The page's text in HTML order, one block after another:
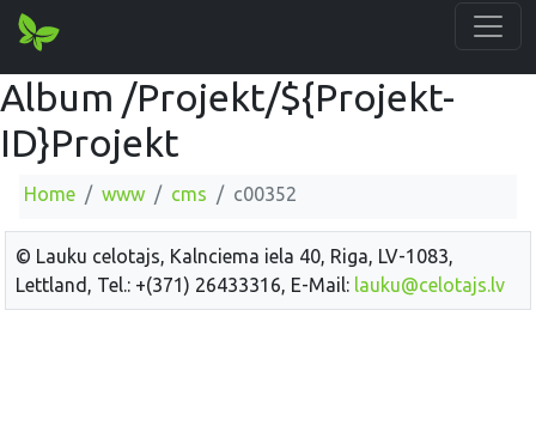
Album /Projekt/${Projekt-
ID}Projekt
Home www cms c00352
© Lauku celotajs, Kalnciema iela 40, Riga, LV-1083,
Lettland, Tel.: +(371) 26433316, E-Mail: lauku@celotajs.lv